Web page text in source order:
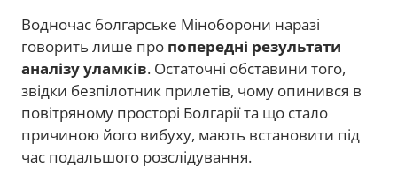
Водночас болгарське Міноборони наразі
говорить лише про попередні результати
аналізу уламків. Остаточні обставини того,
звідки безпілотник прилетів, чому опинився в
повітряному просторі Болгарії та що стало
причиною його вибуху, мають встановити під
час подальшого розслідування.